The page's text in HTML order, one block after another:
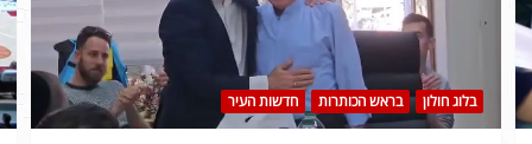
בלוג חולון בראש הכותרות חדשות העיר